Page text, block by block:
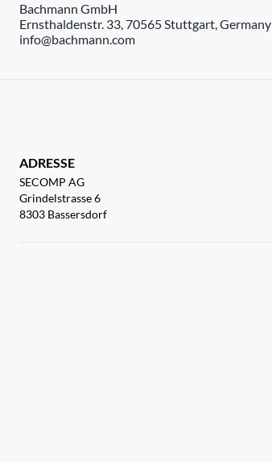
Bachmann GmbH
Ernsthaldenstr. 33, 70565 Stuttgart, Germany
info@bachmann.com
ADRESSE
SECOMP AG
Grindelstrasse 6
8303 Bassersdorf